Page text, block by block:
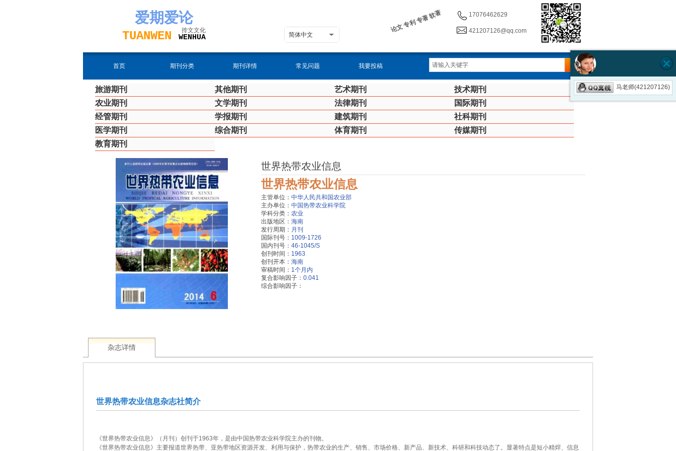
爱期爱论
TUANWEN WENHUA
17076462629
421207126@qq.com
抟文文化 论文 专利 专著 软著
简体中文
首页 期刊分类 期刊详情 常见问题 我要投稿
旅游期刊 其他期刊 艺术期刊
技术期刊
农业期刊
文学期刊 法律期刊
国际期刊
经管期刊
学报期刊 建筑期刊
社科期刊
医学期刊
综合期刊 体育期刊
传媒期刊
教育期刊
世界热带农业信息
世界热带农业信息
主管单位： 中华人民共和国农业部
主办单位： 中国热带农业科学院
学科分类： 农业
出版地区： 海南
发行周期： 月刊
国际刊号： 1009-1726
国内刊号： 46-1045/S
创刊时间： 1963
创刊开本： 海南
审稿时间： 1个月内
复合影响因子： 0.041
综合影响因子：
杂志详情
世界热带农业信息杂志社简介
《世界热带农业信息》（月刊）创刊于1963年，是由中国热带农业科学院主办的刊物。
《世界热带农业信息》主要报道世界热带、亚热带地区资源开发、利用与保护，热带农业的生产、销售、市场价格、新产品、新技术、科研和科技动态了。显著特点是短小精焊、信息
马老师(421207126)